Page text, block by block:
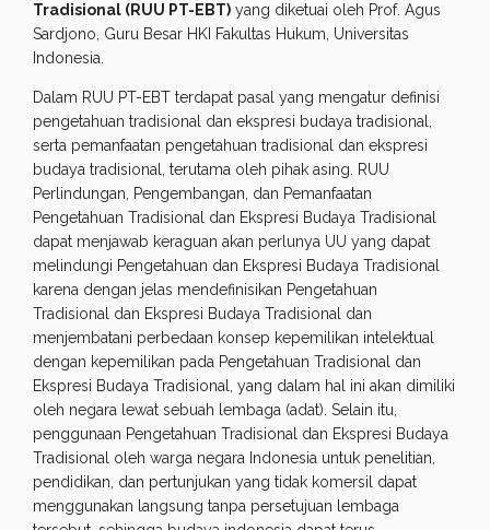
Tradisional (RUU PT-EBT) yang diketuai oleh Prof. Agus
Sardjono, Guru Besar HKI Fakultas Hukum, Universitas
Indonesia.
Dalam RUU PT-EBT terdapat pasal yang mengatur definisi
pengetahuan tradisional dan ekspresi budaya tradisional,
serta pemanfaatan pengetahuan tradisional dan ekspresi
budaya tradisional, terutama oleh pihak asing. RUU
Perlindungan, Pengembangan, dan Pemanfaatan
Pengetahuan Tradisional dan Ekspresi Budaya Tradisional
dapat menjawab keraguan akan perlunya UU yang dapat
melindungi Pengetahuan dan Ekspresi Budaya Tradisional
karena dengan jelas mendefinisikan Pengetahuan
Tradisional dan Ekspresi Budaya Tradisional dan
menjembatani perbedaan konsep kepemilikan intelektual
dengan kepemilikan pada Pengetahuan Tradisional dan
Ekspresi Budaya Tradisional, yang dalam hal ini akan dimiliki
oleh negara lewat sebuah lembaga (adat). Selain itu,
penggunaan Pengetahuan Tradisional dan Ekspresi Budaya
Tradisional oleh warga negara Indonesia untuk penelitian,
pendidikan, dan pertunjukan yang tidak komersil dapat
menggunakan langsung tanpa persetujuan lembaga